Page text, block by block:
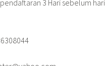
3 Hari sebelum